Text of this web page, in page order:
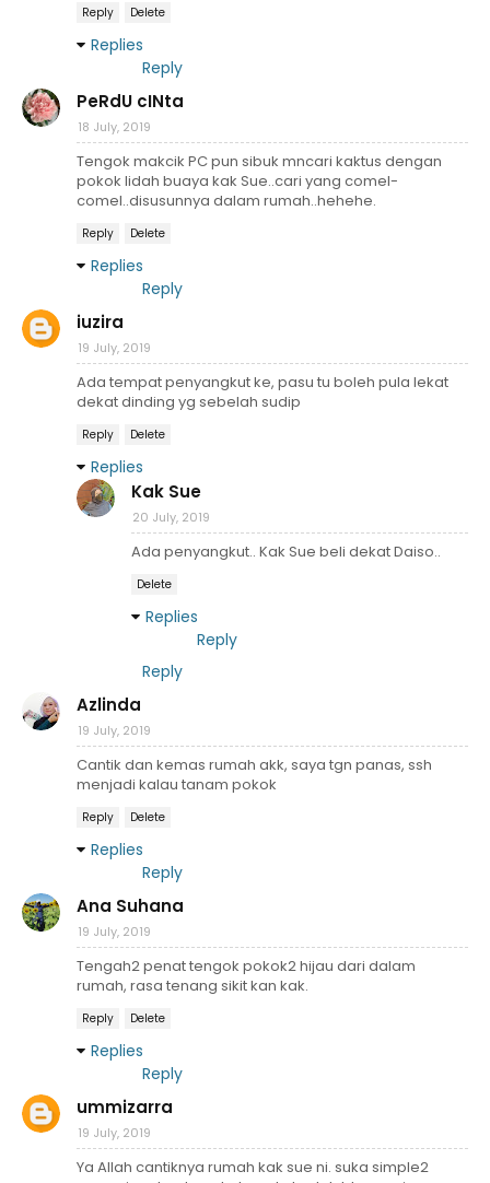
Reply Delete
Replies
Reply
PeRdU cINta
18 July, 2019
Tengok makcik PC pun sibuk mncari kaktus dengan
pokok lidah buaya kak Sue..cari yang comel-
comel..disusunnya dalam rumah..hehehe.
Reply Delete
Replies
Reply
iuzira
19 July, 2019
Ada tempat penyangkut ke, pasu tu boleh pula lekat
dekat dinding yg sebelah sudip
Reply Delete
Replies
Kak Sue
20 July, 2019
Ada penyangkut.. Kak Sue beli dekat Daiso..
Delete
Replies
Reply
Reply
Azlinda
19 July, 2019
Cantik dan kemas rumah akk, saya tgn panas, ssh
menjadi kalau tanam pokok
Reply Delete
Replies
Reply
Ana Suhana
19 July, 2019
Tengah2 penat tengok pokok2 hijau dari dalam
rumah, rasa tenang sikit kan kak.
Reply Delete
Replies
Reply
ummizarra
19 July, 2019
Ya Allah cantiknya rumah kak sue ni. suka simple2